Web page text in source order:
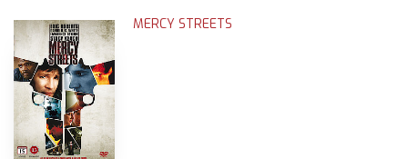
MERCY STREETS